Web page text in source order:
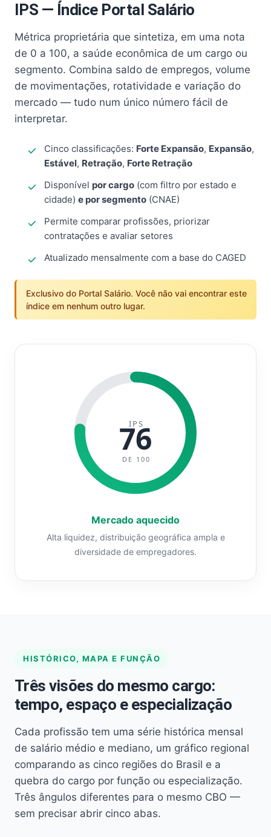
IPS — Índice Portal Salário
Métrica proprietária que sintetiza, em uma nota
de 0 a 100, a saúde econômica de um cargo ou
segmento. Combina saldo de empregos, volume
de movimentações, rotatividade e variação do
mercado — tudo num único número fácil de
interpretar.
Cinco classificações: Forte Expansão, Expansão,
Estável, Retração, Forte Retração
Disponível por cargo (com filtro por estado e
cidade) e por segmento (CNAE)
Permite comparar profissões, priorizar
contratações e avaliar setores
Atualizado mensalmente com a base do CAGED
Exclusivo do Portal Salário. Você não vai encontrar este
índice em nenhum outro lugar.
IPS
76
DE 100
Mercado aquecido
Alta liquidez, distribuição geográfica ampla e
diversidade de empregadores.
HISTÓRICO, MAPA E FUNÇÃO
Três visões do mesmo cargo:
tempo, espaço e especialização
Cada profissão tem uma série histórica mensal
de salário médio e mediano, um gráfico regional
comparando as cinco regiões do Brasil e a
quebra do cargo por função ou especialização.
Três ângulos diferentes para o mesmo CBO —
sem precisar abrir cinco abas.